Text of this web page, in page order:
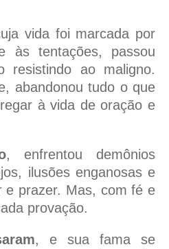
vida foi marcada por
às tentações, passou
resistindo ao maligno.
abandonou tudo o que
à vida de oração e
, enfrentou demônios
ilusões enganosas e
e prazer. Mas, com fé e
provação.
, e sua fama se